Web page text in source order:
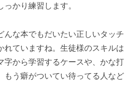
かり練習します。
んな本でもだいたい正しいタッチ
れていますね。生徒様のスキルは
字から学習するケースや、かな打
もう癖がついてい待ってる人など